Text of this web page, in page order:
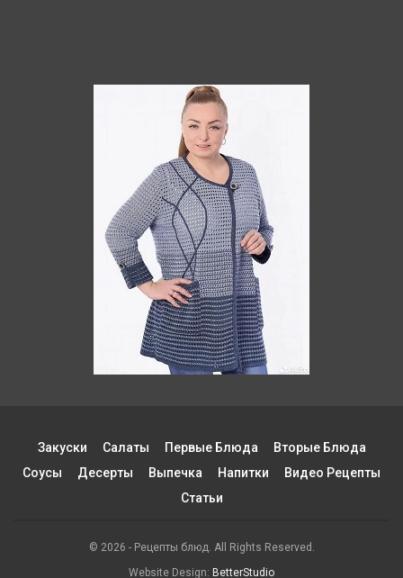
Закуски Салаты Первые Блюда
Вторые Блюда
Соусы
Десерты Выпечка Напитки
Видео Рецепты
Статьи
© 2026 - Рецепты блюд. All Rights Reserved.
Website Design: BetterStudio